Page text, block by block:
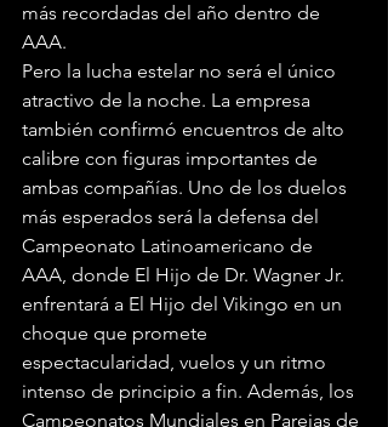
más recordadas del año dentro de
AAA.
Pero la lucha estelar no será el único
atractivo de la noche. La empresa
también confirmó encuentros de alto
calibre con figuras importantes de
ambas compañías. Uno de los duelos
más esperados será la defensa del
Campeonato Latinoamericano de
AAA, donde El Hijo de Dr. Wagner Jr.
enfrentará a El Hijo del Vikingo en un
choque que promete
espectacularidad, vuelos y un ritmo
intenso de principio a fin. Además, los
Campeonatos Mundiales en Parejas de